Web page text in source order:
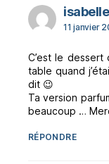
isabelle
11 janvier
C’est le
table quand
dit 😉
Ta version
beaucoup …
RÉPONDRE